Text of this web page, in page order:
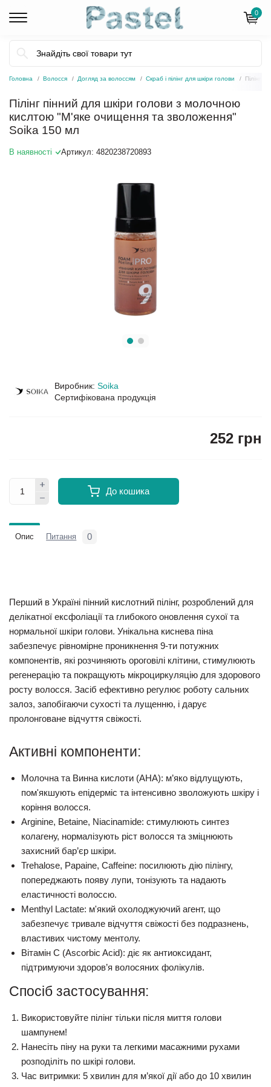
0
Головна Волосся Догляд за волоссям Скраб і пілінг для шкіри голови Пілінг
Пілінг пінний для шкіри голови з молочною
кислтою "М'яке очищення та зволоження"
Soika 150 мл
В наявності Артикул: 4820238720893
Виробник: Soika
Сертифікована продукція
252 грн
До кошика
Опис Питання 0
Перший в Україні пінний кислотний пілінг, розроблений для
делікатної ексфоліації та глибокого оновлення сухої та
нормальної шкіри голови. Унікальна киснева піна
забезпечує рівномірне проникнення 9-ти потужних
компонентів, які розчиняють ороговілі клітини, стимулюють
регенерацію та покращують мікроциркуляцію для здорового
росту волосся. Засіб ефективно регулює роботу сальних
залоз, запобігаючи сухості та лущенню, і дарує
пролонговане відчуття свіжості.
Активні компоненти:
Молочна та Винна кислоти (AHA): м’яко відлущують,
пом'якшують епідерміс та інтенсивно зволожують шкіру і
коріння волосся.
Arginine, Betaine, Niacinamide: стимулюють синтез
колагену, нормалізують ріст волосся та зміцнюють
захисний бар’єр шкіри.
Trehalose, Papaine, Caffeine: посилюють дію пілінгу,
попереджають появу лупи, тонізують та надають
еластичності волоссю.
Menthyl Lactate: м'який охолоджуючий агент, що
забезпечує тривале відчуття свіжості без подразнень,
властивих чистому ментолу.
Вітамін С (Ascorbic Acid): діє як антиоксидант,
підтримуючи здоров’я волосяних фолікулів.
Спосіб застосування:
Використовуйте пілінг тільки після миття голови
шампунем!
Нанесіть піну на руки та легкими масажними рухами
розподіліть по шкірі голови.
Час витримки: 5 хвилин для м’якої дії або до 10 хвилин